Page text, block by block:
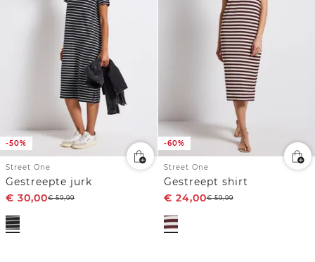
-50%
Street One
Gestreepte jurk
€ 30,00€59,99
-60%
Street One
Gestreept shirt
€ 24,00€59,99